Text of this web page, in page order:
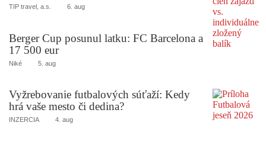
TIP travel, a.s. 6. aug
Berger Cup posunul latku: FC Barcelona a
17 500 eur
Niké 5. aug
Vyžrebovanie futbalových súťaží: Kedy
hrá vaše mesto či dedina?
INZERCIA 4. aug